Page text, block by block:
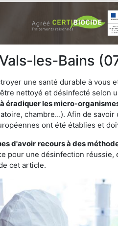
les-Bains
une santé durable à
nettoyé et désinfecté
éradiquer les micro-
chambre…). Afin de
ont été établies et
d'avoir recours à des
pour une désinfection
cet article.